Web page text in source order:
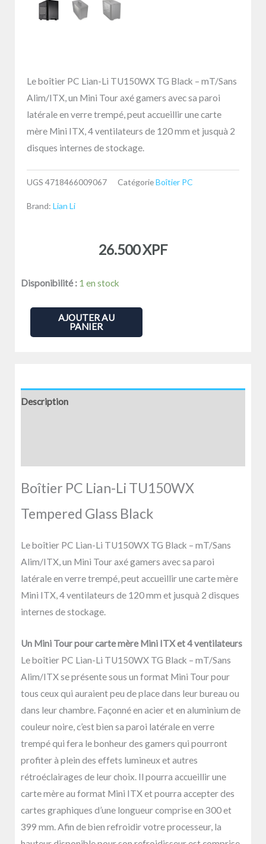
Le boîtier PC Lian-Li TU150WX TG Black – mT/Sans
Alim/ITX, un Mini Tour axé gamers avec sa paroi
latérale en verre trempé, peut accueillir une carte
mère Mini ITX, 4 ventilateurs de 120 mm et jusquà 2
disques internes de stockage.
UGS 4718466009067 CatégorieBoîtier PC
Brand: Lian Li
26.500XPF
Disponibilité : 1 en stock
quantité
TU150WX
NOIR
AJOUTER AU
PANIER
Description
Boîtier PC Lian-Li TU150WX
Tempered Glass Black
Le boîtier PC Lian-Li TU150WX TG Black – mT/Sans
Alim/ITX, un Mini Tour axé gamers avec sa paroi
latérale en verre trempé, peut accueillir une carte mère
Mini ITX, 4 ventilateurs de 120 mm et jusquà 2 disques
internes de stockage.
Un Mini Tour pour carte mère Mini ITX et 4 ventilateurs
Le boîtier PC Lian-Li TU150WX TG Black – mT/Sans
Alim/ITX se présente sous un format Mini Tour pour
tous ceux qui auraient peu de place dans leur bureau ou
dans leur chambre. Façonné en acier et en aluminium de
couleur noire, c’est bien sa paroi latérale en verre
trempé qui fera le bonheur des gamers qui pourront
profiter à plein des effets lumineux et autres
rétroéclairages de leur choix. Il pourra accueillir une
carte mère au format Mini ITX et pourra accepter des
cartes graphiques d’une longueur comprise en 300 et
399 mm. Afin de bien refroidir votre processeur, la